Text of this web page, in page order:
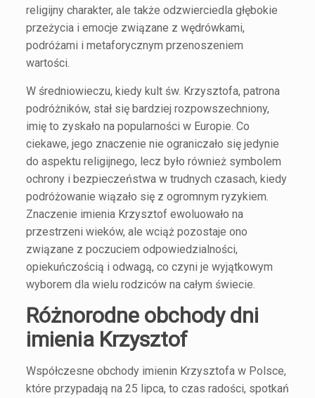
religijny charakter, ale także odzwierciedla głębokie
przeżycia i emocje związane z wędrówkami,
podróżami i metaforycznym przenoszeniem
wartości.
W średniowieczu, kiedy kult św. Krzysztofa, patrona
podróżników, stał się bardziej rozpowszechniony,
imię to zyskało na popularności w Europie. Co
ciekawe, jego znaczenie nie ograniczało się jedynie
do aspektu religijnego, lecz było również symbolem
ochrony i bezpieczeństwa w trudnych czasach, kiedy
podróżowanie wiązało się z ogromnym ryzykiem.
Znaczenie imienia Krzysztof ewoluowało na
przestrzeni wieków, ale wciąż pozostaje ono
związane z poczuciem odpowiedzialności,
opiekuńczością i odwagą, co czyni je wyjątkowym
wyborem dla wielu rodziców na całym świecie.
Różnorodne obchody dni
imienia Krzysztof
Współczesne obchody imienin Krzysztofa w Polsce,
które przypadają na 25 lipca, to czas radości, spotkań